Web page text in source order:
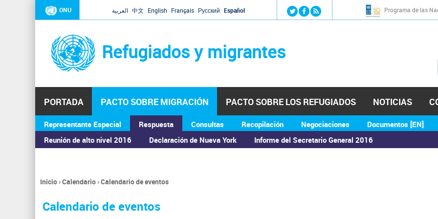
Jump to navigation
ONU العربية 中文 English Français Русский Español Programa de las
Refugiados y migrantes
PORTADA PACTO SOBRE MIGRACIÓN
Representante Especial
Respuesta
Reunión de alto nivel 2016
Declaración de Nueva York Informe del Secretario General 2016
Consultas Recopilación Negociaciones Documentos [EN]
PACTO SOBRE LOS REFUGIADOS NOTICIAS
ASAMBLEA GENERAL
Se
encuentra
usted
Inicio›Calendario›Calendario de eventos
Calendario de eventos